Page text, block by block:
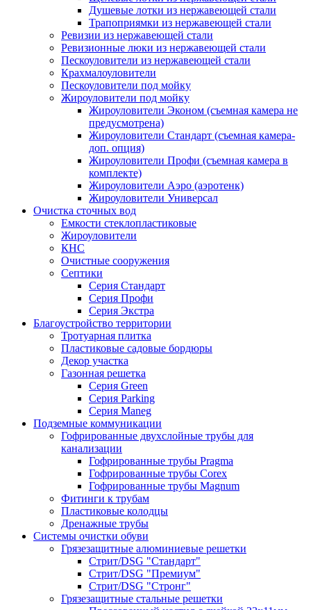
Душевые лотки из нержавеющей стали
Трапоприямки из нержавеющей стали
Ревизии из нержавеющей стали
Ревизионные люки из нержавеющей стали
Пескоуловители из нержавеющей стали
Крахмалоуловители
Пескоуловители под мойку
Жироуловители под мойку
Жироуловители Эконом (съемная камера не
предусмотрена)
Жироуловители Стандарт (съемная камера-
доп. опция)
Жироуловители Профи (съемная камера в
комплекте)
Жироуловители Аэро (аэротенк)
Жироуловители Универсал
Очистка сточных вод
Емкости стеклопластиковые
Жироуловители
КНС
Очистные сооружения
Септики
Серия Стандарт
Серия Профи
Серия Экстра
Благоустройство территории
Тротуарная плитка
Пластиковые садовые бордюры
Декор участка
Газонная решетка
Серия Green
Серия Parking
Серия Maneg
Подземные коммуникации
Гофрированные двухслойные трубы для
канализации
Гофрированные трубы Pragma
Гофрированные трубы Corex
Гофрированные трубы Magnum
Фитинги к трубам
Пластиковые колодцы
Дренажные трубы
Системы очистки обуви
Грязезащитные алюминиевые решетки
Стрит/DSG "Стандарт"
Стрит/DSG "Премиум"
Стрит/DSG "Стронг"
Грязезащитные стальные решетки